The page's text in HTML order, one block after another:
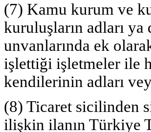
(7) Kamu kurum ve
kuruluşların adları ya
unvanlarında ek
işlettiği işletmeler ile
kendilerinin adları
(8) Ticaret sicilinden
ilişkin ilanın Türkiye